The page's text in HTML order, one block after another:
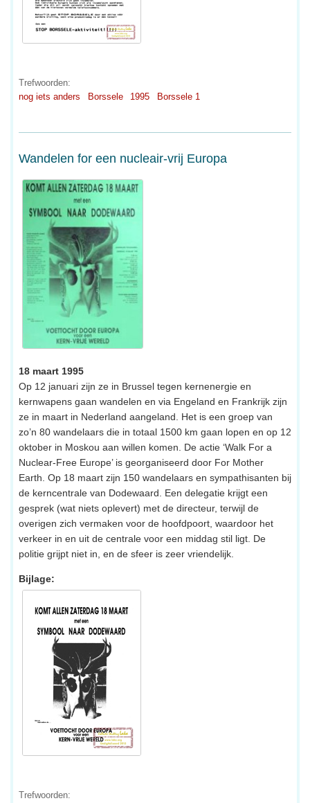
Trefwoorden:
nog iets anders
Borssele 1995 Borssele 1
Wandelen for een nucleair-vrij Europa
18 maart 1995
Op 12 januari zijn ze in Brussel tegen kernenergie en
kernwapens gaan wandelen en via Engeland en Frankrijk zijn
ze in maart in Nederland aangeland. Het is een groep van
zo’n 80 wandelaars die in totaal 1500 km gaan lopen en op 12
oktober in Moskou aan willen komen. De actie ‘Walk For a
Nuclear-Free Europe’ is georganiseerd door For Mother
Earth. Op 18 maart zijn 150 wandelaars en sympathisanten bij
de kerncentrale van Dodewaard. Een delegatie krijgt een
gesprek (wat niets oplevert) met de directeur, terwijl de
overigen zich vermaken voor de hoofdpoort, waardoor het
verkeer in en uit de centrale voor een middag stil ligt. De
politie grijpt niet in, en de sfeer is zeer vriendelijk.
Bijlage:
Trefwoorden: